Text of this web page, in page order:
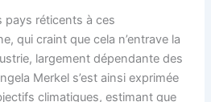
pays réticents à ces
qui craint que cela n’entrave la
largement dépendante des
Merkel s’est ainsi exprimée
climatiques, estimant que